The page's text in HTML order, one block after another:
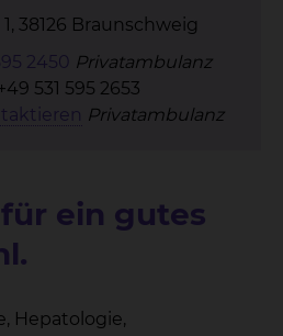
38126 Braunschweig
2450 Privatambulanz
531 595 2653
Privatambulanz
ein gutes
Hepatologie,